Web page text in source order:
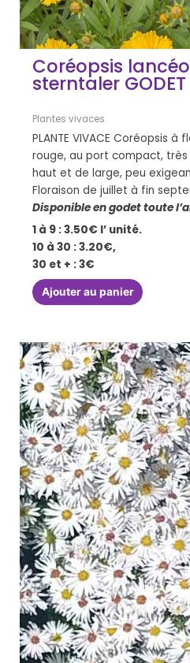
Coréopsis
sterntaler GODET
Plantes vivaces
PLANTE VIVACE Coréopsis
rouge, au port compact,
haut et de large, peu
Floraison de juillet à fin
Disponible en godet toute
1 à 9 : 3.50€ l’ unité.
10 à 30 : 3.20€,
30 et + : 3€
Ajouter au panier